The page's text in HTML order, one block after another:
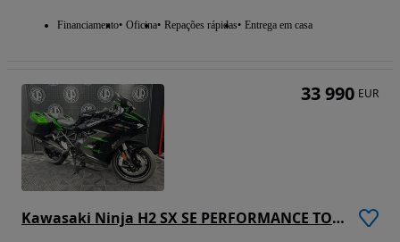
Financiamento Oficina Repações rápidas Entrega em casa
Kawasaki Ninja H2 SX SE PERFORMANCE TOURER (FINANCIAMENTO 0% JUROS)
33 990 EUR